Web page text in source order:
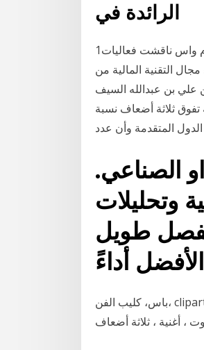
1‏‏/6‏‏/1442 بعد الهجرة الرياض 16 ربيع الآخر 1442 هـ الموافق 01 ديسمبر 2020 م واس ناقشت فعاليات
مجال التقنية المالية من
علي بن عبدالله السيف
لا تتجاوز أعمارهم 15 عاما وهي نسبة تفوق ثلاثة أضعاف نسبة
المتقدمة وأن عدد
الصناعي.
وتحليلات
طويل
أداءً
باس، كليب الفن، clipart ، الموسيقى ، الملاحظات ، التوقيع ، الموسيقية ، العزف ، الصك ، الحفل ، لحن ،